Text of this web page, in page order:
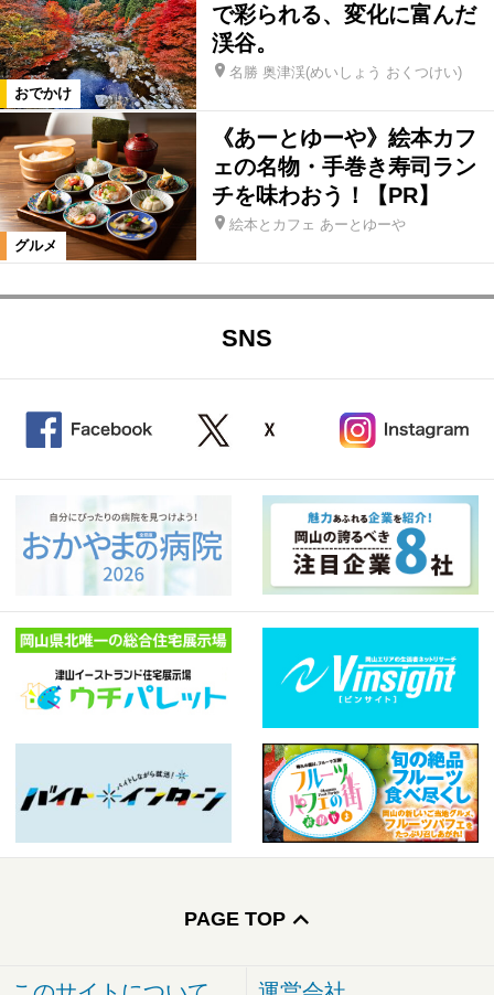
おでかけ
で彩られる、変化に富んだ
渓谷。
名勝 奥津渓(めいしょう おくつけい)
グルメ
《あーとゆーや》絵本カフ
ェの名物・手巻き寿司ラン
チを味わおう！【PR】
絵本とカフェ あーとゆーや
SNS
PAGE TOP